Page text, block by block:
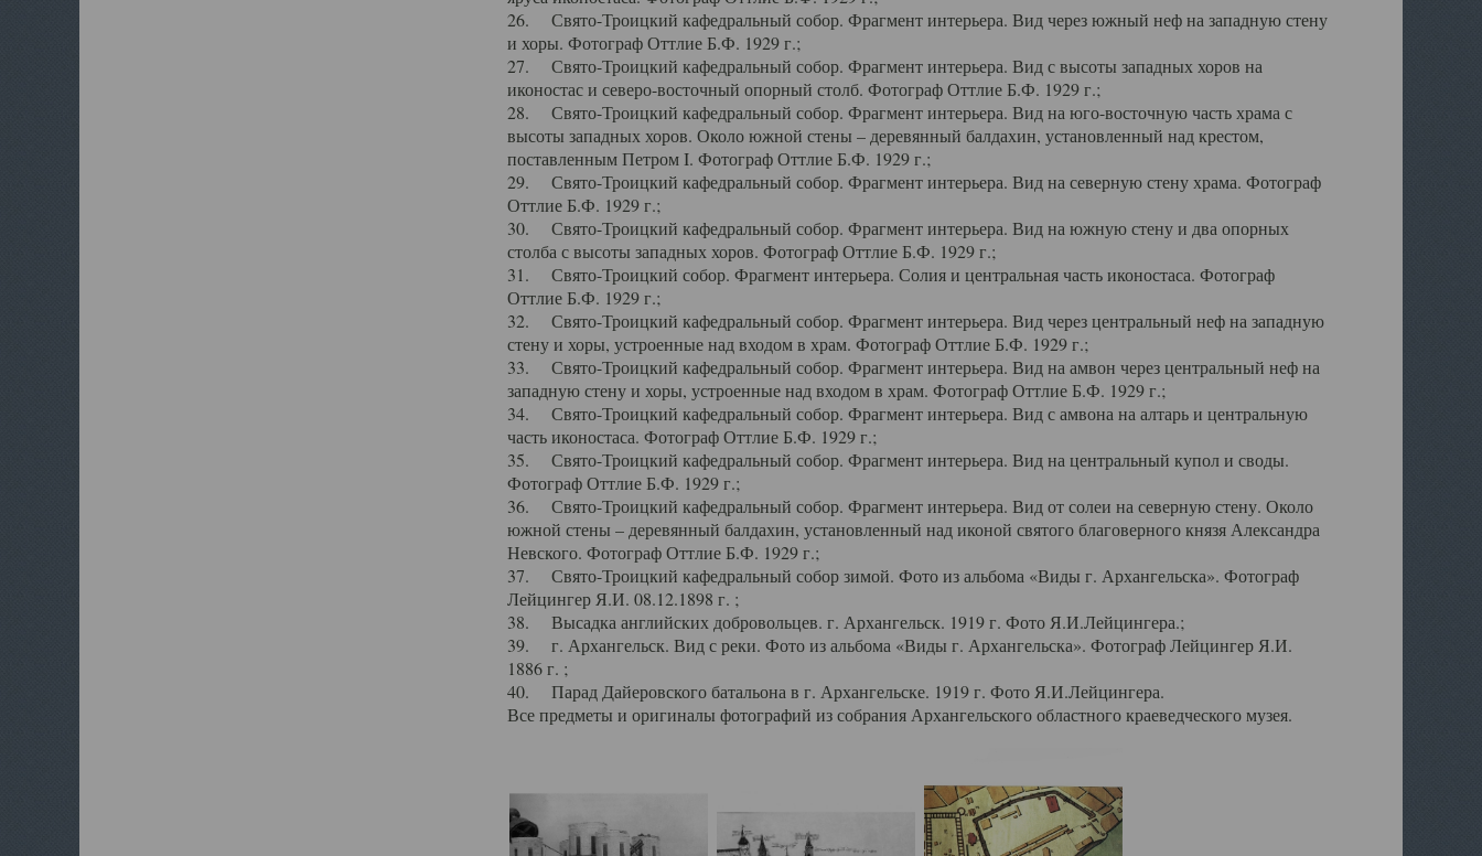
26. Свято-Троицкий кафедральный собор. Фрагмент интерьера. Вид через южный неф на западную стену
и хоры. Фотограф Оттлие Б.Ф. 1929 г.;
27. Свято-Троицкий кафедральный собор. Фрагмент интерьера. Вид с высоты западных хоров на
иконостас и северо-восточный опорный столб. Фотограф Оттлие Б.Ф. 1929 г.;
28. Свято-Троицкий кафедральный собор. Фрагмент интерьера. Вид на юго-восточную часть храма с
высоты западных хоров. Около южной стены – деревянный балдахин, установленный над крестом,
поставленным Петром I. Фотограф Оттлие Б.Ф. 1929 г.;
29. Свято-Троицкий кафедральный собор. Фрагмент интерьера. Вид на северную стену храма. Фотограф
Оттлие Б.Ф. 1929 г.;
30. Свято-Троицкий кафедральный собор. Фрагмент интерьера. Вид на южную стену и два опорных
столба с высоты западных хоров. Фотограф Оттлие Б.Ф. 1929 г.;
31. Свято-Троицкий собор. Фрагмент интерьера. Солия и центральная часть иконостаса. Фотограф
Оттлие Б.Ф. 1929 г.;
32. Свято-Троицкий кафедральный собор. Фрагмент интерьера. Вид через центральный неф на западную
стену и хоры, устроенные над входом в храм. Фотограф Оттлие Б.Ф. 1929 г.;
33. Свято-Троицкий кафедральный собор. Фрагмент интерьера. Вид на амвон через центральный неф на
западную стену и хоры, устроенные над входом в храм. Фотограф Оттлие Б.Ф. 1929 г.;
34. Свято-Троицкий кафедральный собор. Фрагмент интерьера. Вид с амвона на алтарь и центральную
часть иконостаса. Фотограф Оттлие Б.Ф. 1929 г.;
35. Свято-Троицкий кафедральный собор. Фрагмент интерьера. Вид на центральный купол и своды.
Фотограф Оттлие Б.Ф. 1929 г.;
36. Свято-Троицкий кафедральный собор. Фрагмент интерьера. Вид от солеи на северную стену. Около
южной стены – деревянный балдахин, установленный над иконой святого благоверного князя Александра
Невского. Фотограф Оттлие Б.Ф. 1929 г.;
37. Свято-Троицкий кафедральный собор зимой. Фото из альбома «Виды г. Архангельска». Фотограф
Лейцингер Я.И. 08.12.1898 г. ;
38. Высадка английских добровольцев. г. Архангельск. 1919 г. Фото Я.И.Лейцингера.;
39. г. Архангельск. Вид с реки. Фото из альбома «Виды г. Архангельска». Фотограф Лейцингер Я.И.
1886 г. ;
40. Парад Дайеровского батальона в г. Архангельске. 1919 г. Фото Я.И.Лейцингера.
Все предметы и оригиналы фотографий из собрания Архангельского областного краеведческого музея.